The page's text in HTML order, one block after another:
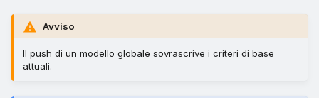
Avviso
Il push di un modello globale sovrascrive i criteri di base
attuali.